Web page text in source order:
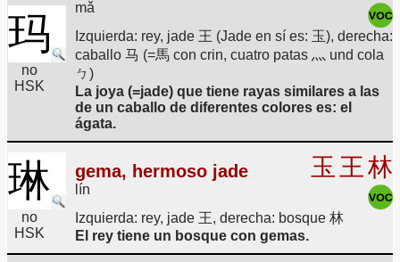
玛
no
HSK
mǎ
Izquierda: rey, jade 王 (Jade en sí es: 玉), derecha:
caballo 马 (=馬 con crin, cuatro patas 灬 und cola
ㄅ)
La joya (=jade) que tiene rayas similares a las
de un caballo de diferentes colores es: el
ágata.
琳
no
HSK
gema, hermoso jade
lín
玉 王林
Izquierda: rey, jade 王, derecha: bosque 林
El rey tiene un bosque con gemas.